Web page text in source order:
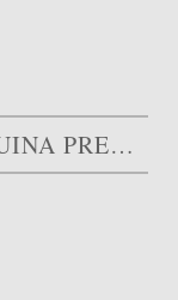
NOBLEZA DEL SUR ARBEQUINA PREMIUM